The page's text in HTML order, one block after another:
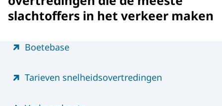
slachtoffers in het verkeer maken
MenuBoetebase
Tarieven snelheidsovertredingen